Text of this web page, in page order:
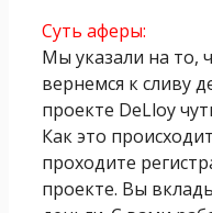
Суть аферы:
Мы указали на то,
вернемся к сливу
проекте DeLloy
Как это
проходите
проекте. Вы